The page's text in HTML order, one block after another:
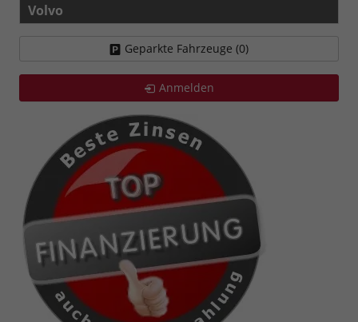
Volvo
Geparkte Fahrzeuge (0)
Anmelden